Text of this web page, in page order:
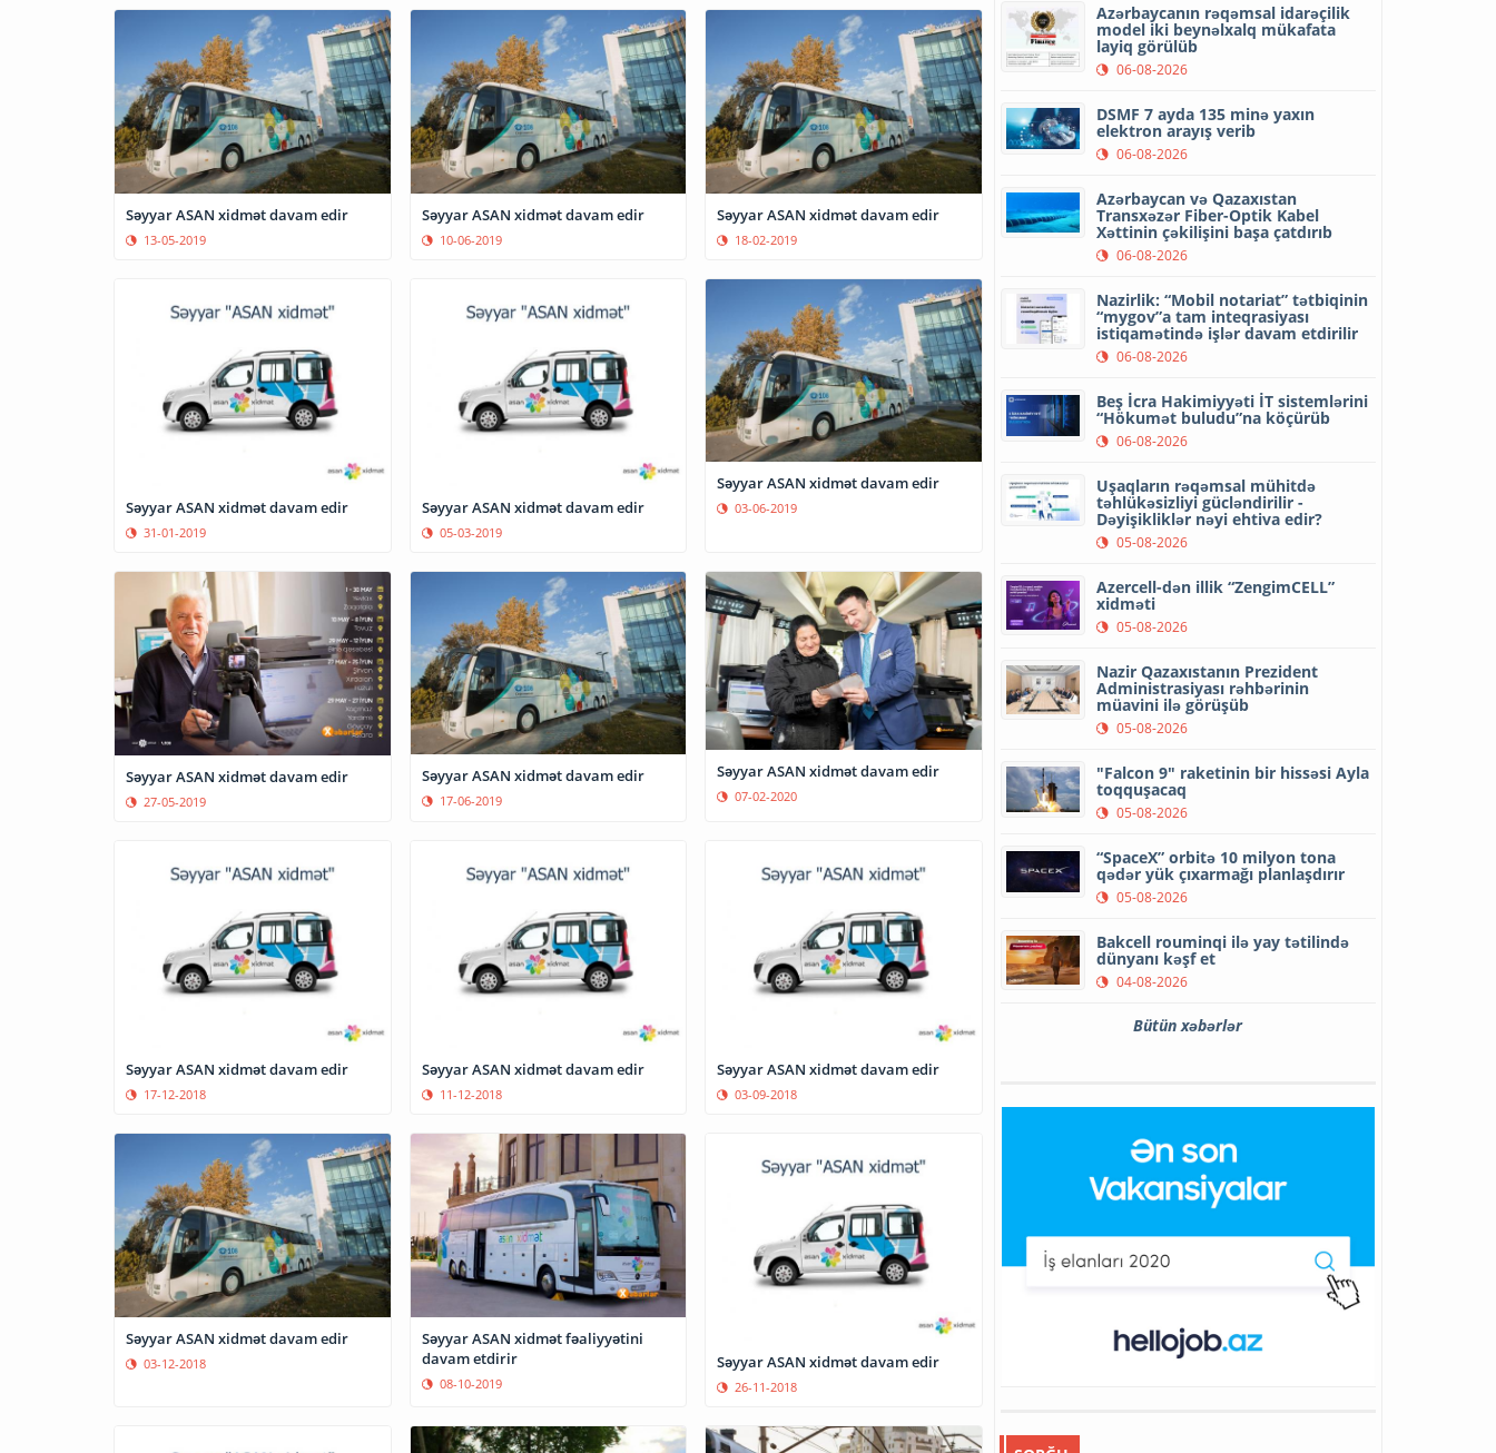
Səyyar ASAN xidmət davam edir
13-05-2019
Səyyar ASAN xidmət davam edir
10-06-2019
Səyyar ASAN xidmət davam edir
18-02-2019
Səyyar ASAN xidmət davam edir
31-01-2019
Səyyar ASAN xidmət davam edir
05-03-2019
Səyyar ASAN xidmət davam edir
03-06-2019
Səyyar ASAN xidmət davam edir
27-05-2019
Səyyar ASAN xidmət davam edir
17-06-2019
Səyyar ASAN xidmət davam edir
07-02-2020
Səyyar ASAN xidmət davam edir
17-12-2018
Səyyar ASAN xidmət davam edir
11-12-2018
Səyyar ASAN xidmət davam edir
03-09-2018
Səyyar ASAN xidmət davam edir
03-12-2018
Səyyar ASAN xidmət fəaliyyətini
davam etdirir
08-10-2019
Səyyar ASAN xidmət davam edir
26-11-2018
Azərbaycanın rəqəmsal idarəçilik
model iki beynəlxalq mükafata
layiq görülüb
06-08-2026
DSMF 7 ayda 135 minə yaxın
elektron arayış verib
06-08-2026
Azərbaycan və Qazaxıstan
Transxəzər Fiber-Optik Kabel
Xəttinin çəkilişini başa çatdırıb
06-08-2026
Nazirlik: “Mobil notariat” tətbiqinin
“mygov”a tam inteqrasiyası
istiqamətində işlər davam etdirilir
06-08-2026
Beş İcra Hakimiyyəti İT sistemlərini
“Hökumət buludu”na köçürüb
06-08-2026
Uşaqların rəqəmsal mühitdə
təhlükəsizliyi gücləndirilir -
Dəyişikliklər nəyi ehtiva edir?
05-08-2026
Azercell-dən illik “ZengimCELL”
xidməti
05-08-2026
Nazir Qazaxıstanın Prezident
Administrasiyası rəhbərinin
müavini ilə görüşüb
05-08-2026
"Falcon 9" raketinin bir hissəsi Ayla
toqquşacaq
05-08-2026
“SpaceX” orbitə 10 milyon tona
qədər yük çıxarmağı planlaşdırır
05-08-2026
Bakcell rouminqi ilə yay tətilində
dünyanı kəşf et
04-08-2026
Bütün xəbərlər